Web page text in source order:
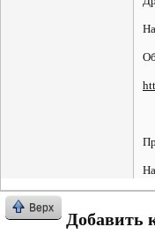
Верх
Добавить